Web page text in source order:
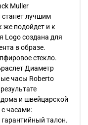
Muller
станет лучшим
же подойдет и к
Logo создана для
в образе.
стекло.
Диаметр
часы Roberto
дома и швейцарской
часами:
талон.